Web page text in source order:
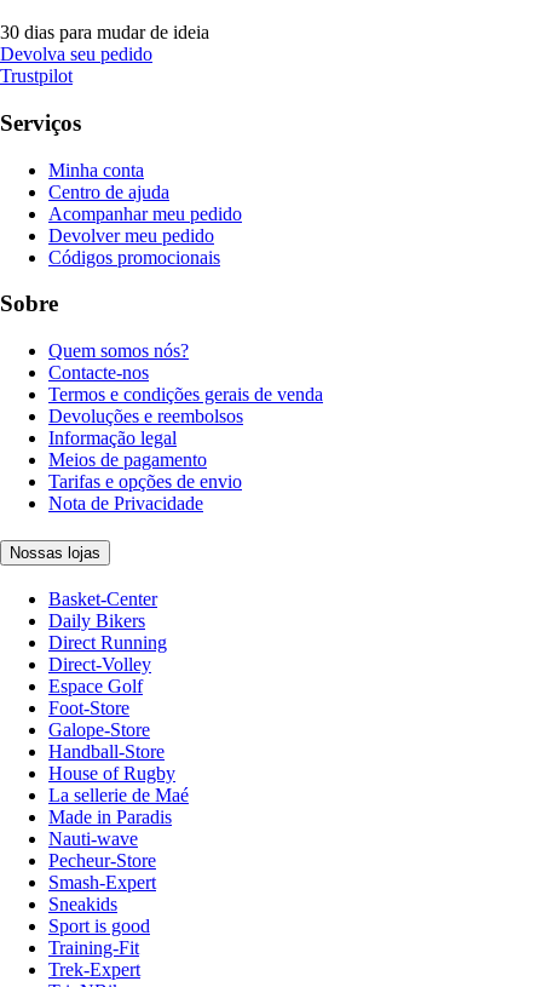
30 dias para mudar de ideia
Devolva seu pedido
Trustpilot
Serviços
Minha conta
Centro de ajuda
Acompanhar meu pedido
Devolver meu pedido
Códigos promocionais
Sobre
Quem somos nós?
Contacte-nos
Termos e condições gerais de venda
Devoluções e reembolsos
Informação legal
Meios de pagamento
Tarifas e opções de envio
Nota de Privacidade
Nossas lojas
Basket-Center
Daily Bikers
Direct Running
Direct-Volley
Espace Golf
Foot-Store
Galope-Store
Handball-Store
House of Rugby
La sellerie de Maé
Made in Paradis
Nauti-wave
Pecheur-Store
Smash-Expert
Sneakids
Sport is good
Training-Fit
Trek-Expert